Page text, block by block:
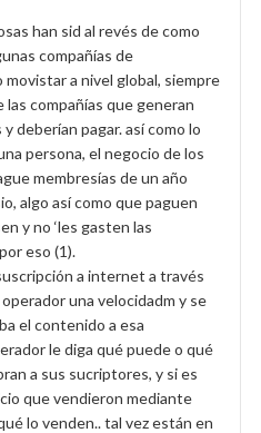
han sid al revés de como
compañías de
a nivel global, siempre
compañías que generan
deberían pagar. así como lo
persona, el negocio de los
membresías de un año
algo así como que paguen
y no ‘les gasten las
eso (1).
a internet a través
una velocidadm y se
el contenido a esa
le diga qué puede o qué
a sus sucriptores, y si es
que vendieron mediante
lo venden.. tal vez están en